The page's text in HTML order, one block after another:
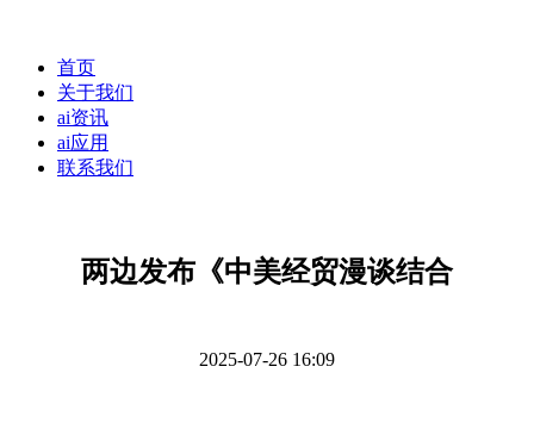
首页
关于我们
ai资讯
ai应用
联系我们
两边发布《中美经贸漫谈结合
2025-07-26 16:09